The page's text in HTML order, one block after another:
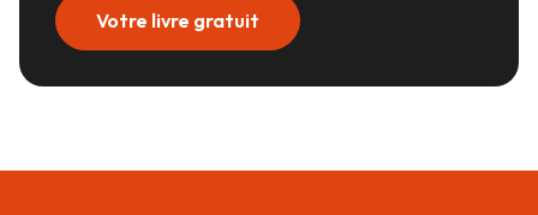
Votre livre gratuit